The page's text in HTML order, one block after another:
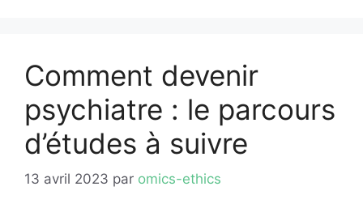
Comment devenir
psychiatre : le parcours
d’études à suivre
13 avril 2023 par omics-ethics